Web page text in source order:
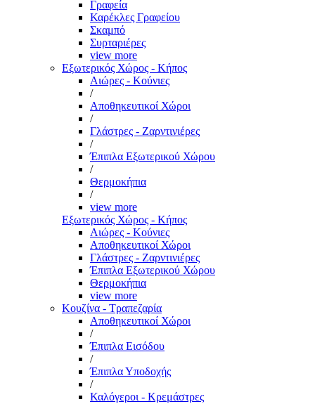
Γραφεία
Καρέκλες Γραφείου
Σκαμπό
Συρταριέρες
view more
Εξωτερικός Χώρος - Κήπος
Αιώρες - Κούνιες
/
Αποθηκευτικοί Χώροι
/
Γλάστρες - Ζαρντινιέρες
/
Έπιπλα Εξωτερικού Χώρου
/
Θερμοκήπια
/
view more
Εξωτερικός Χώρος - Κήπος
Αιώρες - Κούνιες
Αποθηκευτικοί Χώροι
Γλάστρες - Ζαρντινιέρες
Έπιπλα Εξωτερικού Χώρου
Θερμοκήπια
view more
Κουζίνα - Τραπεζαρία
Αποθηκευτικοί Χώροι
/
Έπιπλα Εισόδου
/
Έπιπλα Υποδοχής
/
Καλόγεροι - Κρεμάστρες